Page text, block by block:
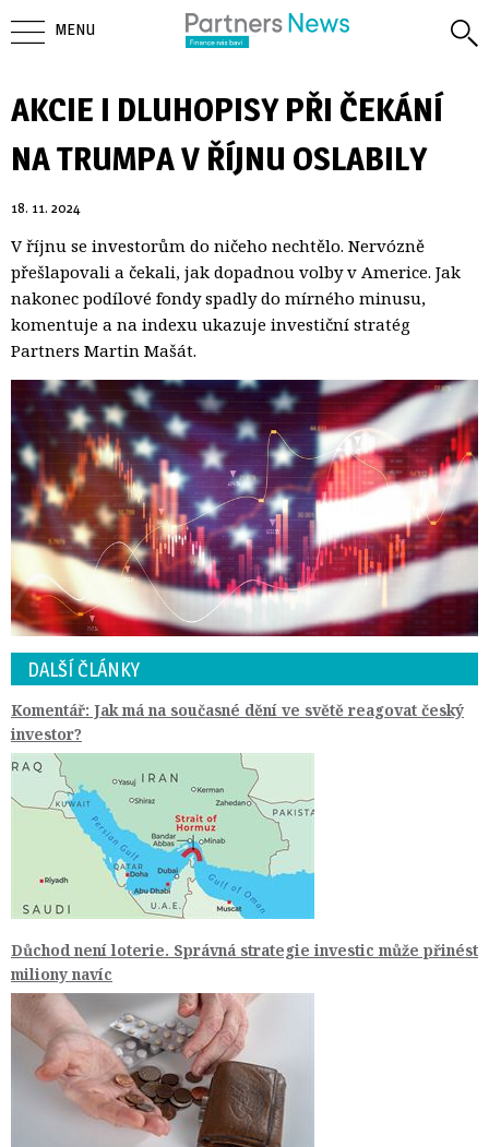
AKCIE I DLUHOPISY PŘI ČEKÁNÍ
NA TRUMPA V ŘÍJNU OSLABILY
18. 11. 2024
V říjnu se investorům do ničeho nechtělo. Nervózně
přešlapovali a čekali, jak dopadnou volby v Americe. Jak
nakonec podílové fondy spadly do mírného minusu,
komentuje a na indexu ukazuje investiční stratég
Partners Martin Mašát.
DALŠÍ ČLÁNKY
Komentář: Jak má na současné dění ve světě reagovat český
investor?
Důchod není loterie. Správná strategie investic může přinést
miliony navíc
MENU